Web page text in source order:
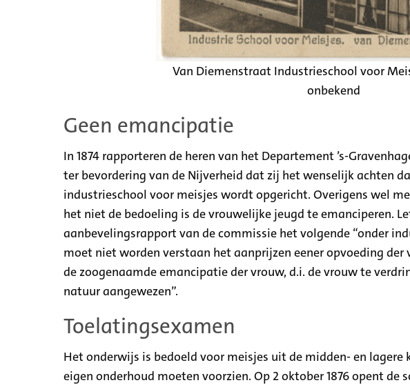
Van Diemenstraat Industrieschool voor
onbekend
Geen emancipatie
In 1874 rapporteren de heren van het Departement ’s-
ter bevordering van de Nijverheid dat zij het wenselijk achten
industrieschool voor meisjes wordt opgericht. Overigens wel
het niet de bedoeling is de vrouwelijke jeugd te emanciperen.
aanbevelingsrapport van de commissie het volgende “onder
moet niet worden verstaan het aanprijzen eener opvoeding
de zoogenaamde emancipatie der vrouw, d.i. de vrouw te
natuur aangewezen”.
Toelatingsexamen
Het onderwijs is bedoeld voor meisjes uit de midden- en
eigen onderhoud moeten voorzien. Op 2 oktober 1876 opent de